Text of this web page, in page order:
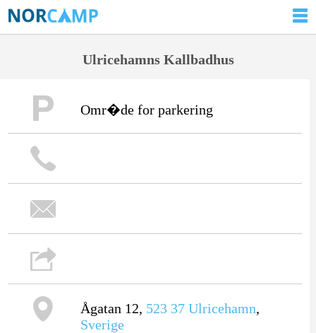
Ulricehamns Kallbadhus
Omr�de for parkering
Ågatan 12, 523 37 Ulricehamn,
Sverige